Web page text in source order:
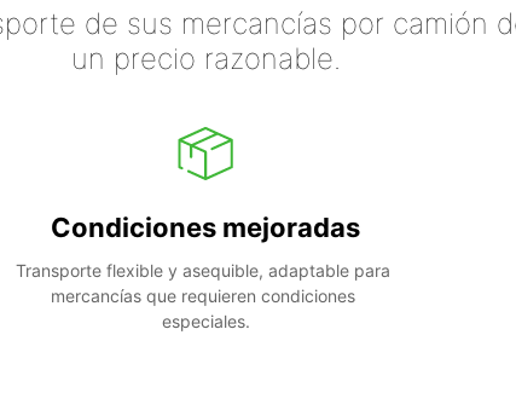
de sus mercancías por camión
un precio razonable.
Condiciones mejoradas
Transporte flexible y asequible, adaptable para
mercancías que requieren condiciones
especiales.